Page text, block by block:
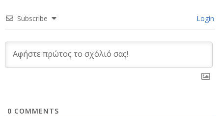
Subscribe Login
0 COMMENTS